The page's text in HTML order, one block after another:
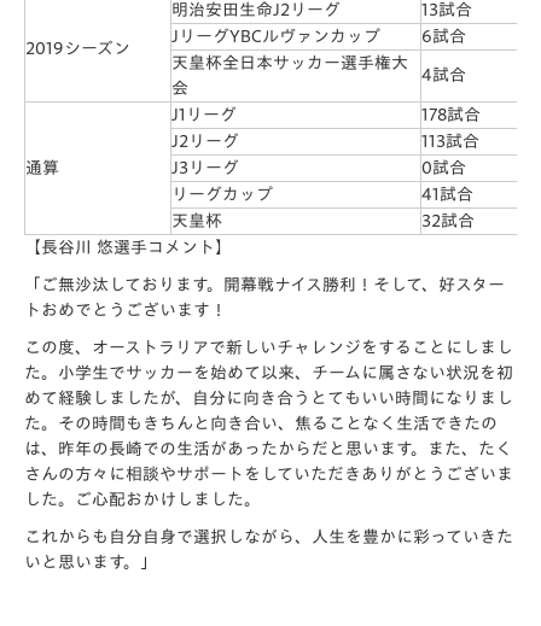
2019シーズン
明治安田生命J2リーグ
13試合
JリーグYBCルヴァンカップ
6試合
天皇杯全日本サッカー選手権大
会
4試合
通算
J1リーグ
178試合
J2リーグ
113試合
J3リーグ
0試合
リーグカップ
41試合
天皇杯
32試合
【長谷川 悠選手コメント】
「ご無沙汰しております。開幕戦ナイス勝利！そして、好スター
トおめでとうございます！
この度、オーストラリアで新しいチャレンジをすることにしまし
た。小学生でサッカーを始めて以来、チームに属さない状況を初
めて経験しましたが、自分に向き合うとてもいい時間になりまし
た。その時間もきちんと向き合い、焦ることなく生活できたの
は、昨年の長崎での生活があったからだと思います。また、たく
さんの方々に相談やサポートをしていただきありがとうございま
した。ご心配おかけしました。
これからも自分自身で選択しながら、人生を豊かに彩っていきた
いと思います。」